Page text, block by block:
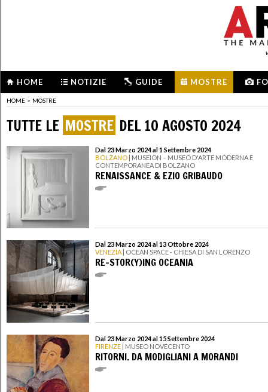
HOME NOTIZIE GUIDE MOSTRE
HOME > MOSTRE
TUTTE LE MOSTRE DEL 10 AGOSTO 2024
Dal 23 Marzo 2024 al 1 Settembre 2024
BOLZANO | MUSEION – MUSEO D'ARTE MODERNA E
CONTEMPORANEA DI BOLZANO
RENAISSANCE & EZIO GRIBAUDO
Dal 23 Marzo 2024 al 13 Ottobre 2024
VENEZIA | OCEAN SPACE - CHIESA DI SAN LORENZO
RE-STOR(Y)ING OCEANIA
Dal 23 Marzo 2024 al 15 Settembre 2024
FIRENZE | MUSEO NOVECENTO
RITORNI. DA MODIGLIANI A MORANDI